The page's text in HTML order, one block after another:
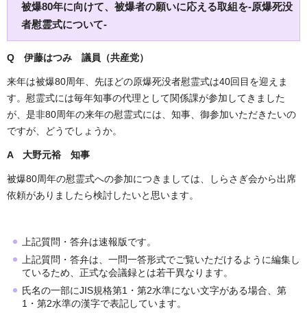
被爆80年に向けて、被爆者の願いに応える取組を-原爆死没
者慰霊式について-
Q 伊藤はつみ 議員（共産党）
来年は被爆80周年、先ほどの原爆死没者慰霊式は40回目を迎えま
す。慰霊式には毎年知事の代理として関係課が参加してきました
が、是非80周年の来年の慰霊式には、知事、御参加いただきたいの
ですが、どうでしょうか。
A 大野元裕 知事
被爆80周年の慰霊式への参加につきましては、しらさぎ会から出席
依頼がありましたら検討したいと思います。
上記質問・答弁は速報版です。
上記質問・答弁は、一問一答形式でご覧いただけるように編集し
ているため、正式な会議録とは若干異なります。
氏名の一部にJIS規格第1・第2水準にない文字がある場合、第
1・第2水準の漢字で表記しています。